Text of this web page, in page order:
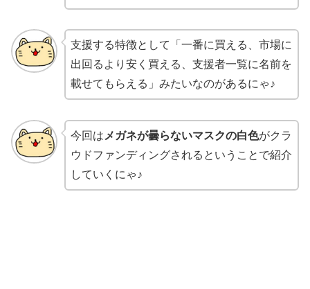
支援する特徴として「一番に買える、市場に
出回るより安く買える、支援者一覧に名前を
載せてもらえる」みたいなのがあるにゃ♪
今回は メガネが曇らないマスクの白色がクラ
ウドファンディングされるということで紹介
していくにゃ♪